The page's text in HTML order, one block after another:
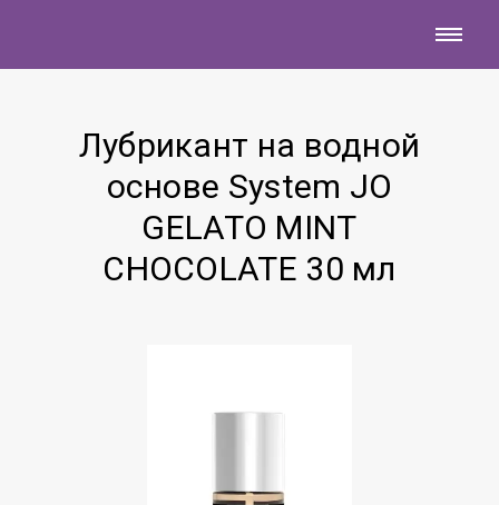
Лубрикант на водной
основе System JO
GELATO MINT
CHOCOLATE 30 мл